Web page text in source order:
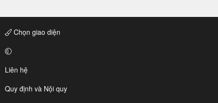
Chọn giao diện
Liên hệ
Quy định và Nội quy